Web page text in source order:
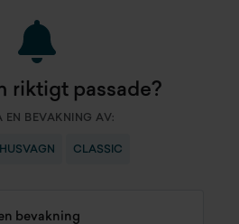
riktigt passade?
EN BEVAKNING AV:
HUSVAGN CLASSIC
bevakning